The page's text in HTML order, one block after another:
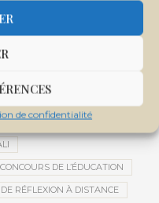
de confidentialité
DE BAMAKO
DE L’ÉDUCATION
RÉFLEXION À DISTANCE